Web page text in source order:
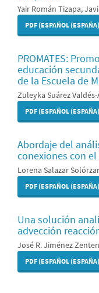
Yair Román Tizapa,
PDF (ESPAÑOL
PROMATES:
educación
de la Escuela de
Zuleyka Suárez
PDF (ESPAÑOL
Abordaje del
conexiones con
Lorena Salazar
PDF (ESPAÑOL
Una solución
advección
José R. Jiménez
PDF (ESPAÑOL